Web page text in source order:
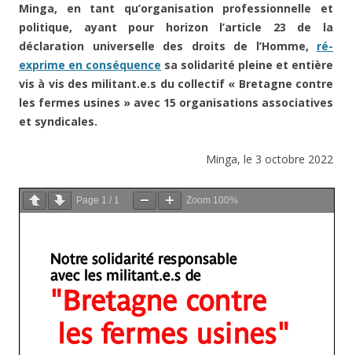
Minga, en tant qu’organisation professionnelle et
politique, ayant pour horizon l’article 23 de la
déclaration universelle des droits de l’Homme, ré-
exprime en conséquence sa solidarité pleine et entière
vis à vis des militant.e.s du collectif « Bretagne contre
les fermes usines » avec 15 organisations associatives
et syndicales.
Minga, le 3 octobre 2022
Page 1 / 1 Zoom 100%